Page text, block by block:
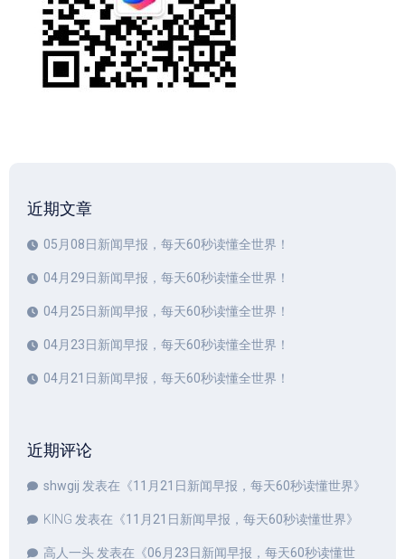
近期文章
05月08日新闻早报，每天60秒读懂全世界！
04月29日新闻早报，每天60秒读懂全世界！
04月25日新闻早报，每天60秒读懂全世界！
04月23日新闻早报，每天60秒读懂全世界！
04月21日新闻早报，每天60秒读懂全世界！
近期评论
shwgij 发表在《11月21日新闻早报，每天60秒读懂世界》
KING 发表在《11月21日新闻早报，每天60秒读懂世界》
高人一头发表在《06月23日新闻早报，每天60秒读懂世